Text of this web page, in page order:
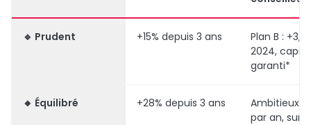
🔹 Prudent +15% depuis 3 ans
Plan B :
2024,
garanti*
🔸 Équilibré +28% depuis 3 ans
Ambitieux :
par an, sur